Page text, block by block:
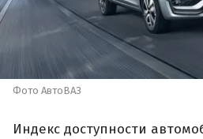
Фото АвтоВАЗ
Индекс доступности